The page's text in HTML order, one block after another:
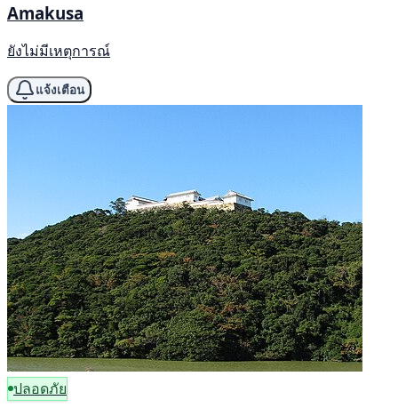
Amakusa
ยังไม่มีเหตุการณ์
แจ้งเตือน
ปลอดภัย